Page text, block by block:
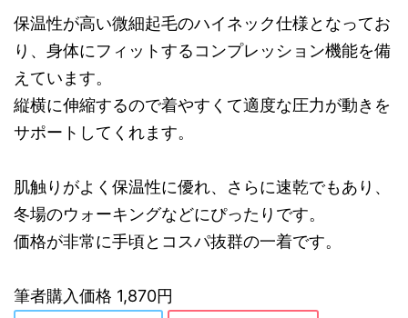
保温性が高い微細起毛のハイネック仕様となってお
り、身体にフィットするコンプレッション機能を備
えています。
縦横に伸縮するので着やすくて適度な圧力が動きを
サポートしてくれます。
肌触りがよく保温性に優れ、さらに速乾でもあり、
冬場のウォーキングなどにぴったりです。
価格が非常に手頃とコスパ抜群の一着です。
筆者購入価格 1,870円